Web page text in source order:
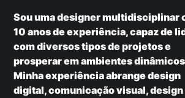
Sou uma designer multidisciplinar
10 anos de experiência, capaz de
com diversos tipos de projetos e
prosperar em ambientes
Minha experiência abrange design
digital, comunicação visual, design